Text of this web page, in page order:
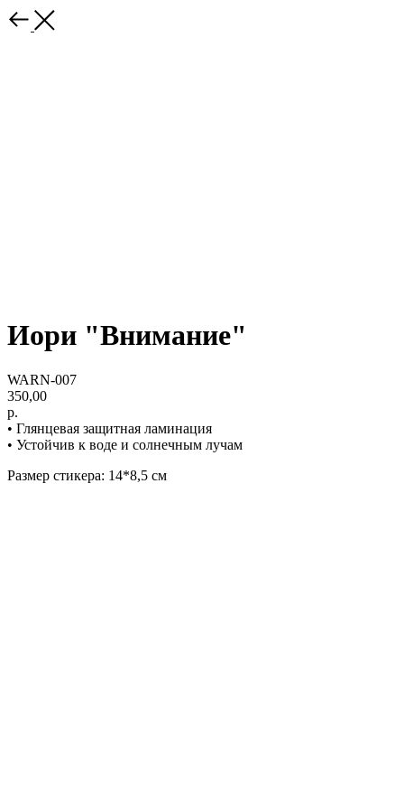
Иори "Внимание"
WARN-007
350,00
р.
• Глянцевая защитная ламинация
• Устойчив к воде и солнечным лучам
Размер стикера: 14*8,5 см